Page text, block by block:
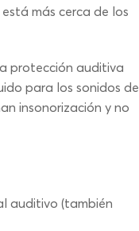
más cerca de los
protección auditiva
para los sonidos de
insonorización y no
auditivo (también